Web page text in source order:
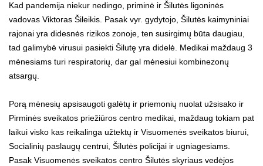
Kad pandemija niekur nedingo, priminė ir Šilutės ligoninės
vadovas Viktoras Šileikis. Pasak vyr. gydytojo, Šilutės kaimyniniai
rajonai yra didesnės rizikos zonoje, ten susirgimų būta daugiau,
tad galimybė virusui pasiekti Šilutę yra didelė. Medikai maždaug 3
mėnesiams turi respiratorių, dar gal mėnesiui kombinezonų
atsargų.
Porą mėnesių apsisaugoti galėtų ir priemonių nuolat užsisako ir
Pirminės sveikatos priežiūros centro medikai, maždaug tokiam pat
laikui visko kas reikalinga užtektų ir Visuomenės sveikatos biurui,
Socialinių paslaugų centrui, Šilutės policijai ir ugniagesiams.
Pasak Visuomenės sveikatos centro Šilutės skyriaus vedėjos